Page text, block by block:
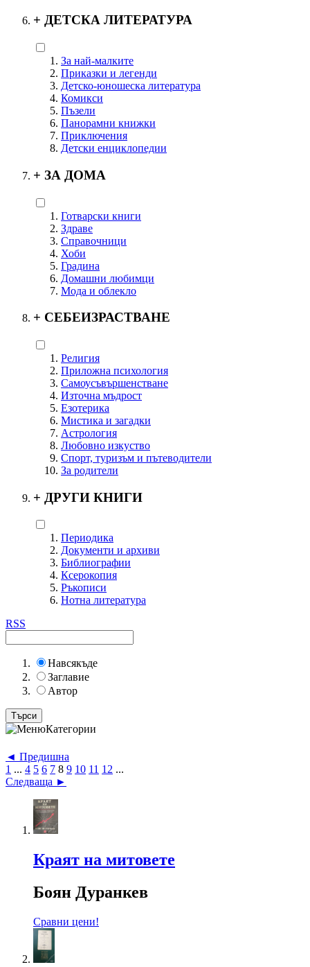
+ ДЕТСКА ЛИТЕРАТУРА
За най-малките
Приказки и легенди
Детско-юношеска литература
Комикси
Пъзели
Панорамни книжки
Приключения
Детски енциклопедии
+ ЗА ДОМА
Готварски книги
Здраве
Справочници
Хоби
Градина
Домашни любимци
Мода и облекло
+ СЕБЕИЗРАСТВАНЕ
Религия
Приложна психология
Самоусъвършенстване
Източна мъдрост
Езотерика
Мистика и загадки
Астрология
Любовно изкуство
Спорт, туризъм и пътеводители
За родители
+ ДРУГИ КНИГИ
Периодика
Документи и архиви
Библиографии
Ксерокопия
Ръкописи
Нотна литература
RSS
Навсякъде
Заглавие
Автор
Категории
◄ Предишна
1 ... 4 5 6 7 8 9 10 11 12 ...
Следваща ►
Краят на митовете
Боян Дуранкев
Сравни цени!